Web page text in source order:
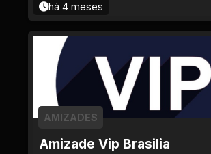
há 4 meses
Amizade Vip Brasilia
AMIZADES